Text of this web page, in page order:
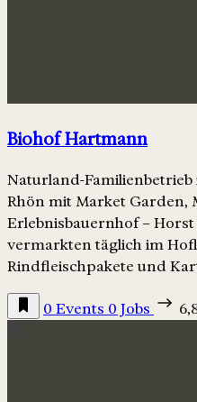
Biohof Hartmann
Naturland-
Rhön mit Market Garden,
Erlebnisbauernhof –
vermarkten täglich im
Rindfleischpakete und
0 Events 0 Jobs